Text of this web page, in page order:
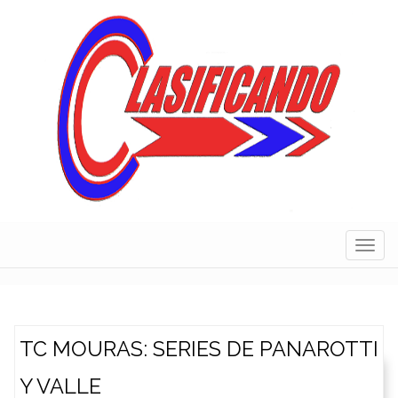
TC MOURAS: SERIES DE PANAROTTI
Y VALLE